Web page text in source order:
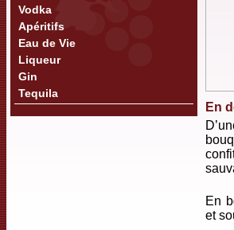
Vodka
Apéritifs
Eau de Vie
Liqueur
Gin
Tequila
En
En
et